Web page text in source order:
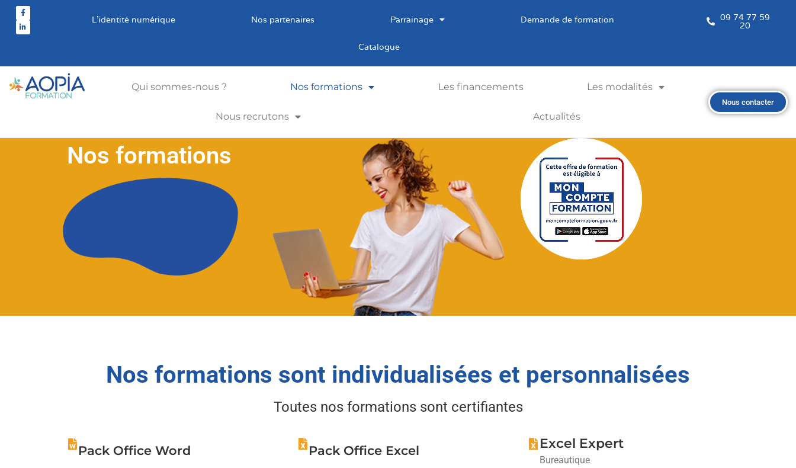
L’identité numérique Nos partenaires Parrainage Demande de formation
Catalogue
09 74 77 59
20
Qui sommes-nous ? Nos formations Les financements Les modalités
Nous recrutons Actualités
Nous contacter
Nos formations
Nos formations sont individualisées et personnalisées
Toutes nos formations sont certifiantes
Pack Office Word Pack Office Excel Excel Expert
Bureautique